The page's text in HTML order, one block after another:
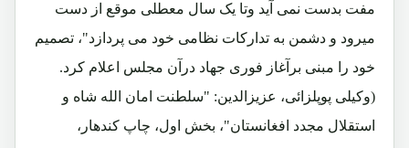
مفت بدست نمی آید وتا یک سال معطلی موقع از دست
میرود و دشمن به تدارکات نظامی خود می پردازد"، تصمیم
خود را مبنی برآغاز فوری جهاد درآن مجلس اعلام کرد.
(وکیلی پوپلزائی، عزیزالدین: "سلطنت امان الله شاه و
استقلال مجدد افغانستان"، بخش اول، چاپ کندهار،